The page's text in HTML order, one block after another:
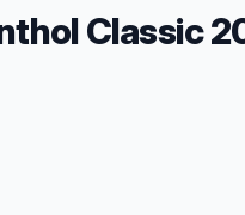
Classic